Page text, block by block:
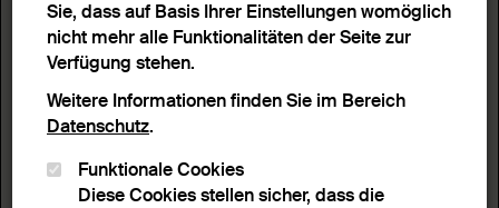
Filter
Entferne Filter
Schlagwort: Konstruktivismus
Sie, dass auf Basis Ihrer Einstellungen womöglich
nicht mehr alle Funktionalitäten der Seite zur
Verfügung stehen.
Weitere Informationen finden Sie im Bereich
Datenschutz.
Funktionale Cookies
Diese Cookies stellen sicher, dass die